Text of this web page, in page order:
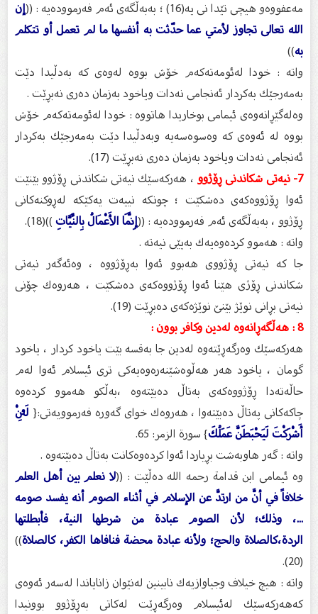
مه‌عفووه‌و هیچی تێدا نی یه‌(16) ؛ به‌به‌ڵگه‌ی ئه‌م فه‌رمووده‌یه‌ : ((
إن
الله تعالى تجاوز لأمتي عما حدّثت به أنفسها ما لم تعمل أو تتكلم
))
واته‌ : خودا له‌ئومه‌ته‌كه‌م خۆش بووه‌ له‌وه‌ی كه‌ به‌دڵیدا دێت
به‌مه‌رجێك به‌كردار ئه‌نجامی نه‌دات ویاخود به‌زمان ده‌ری نه‌بڕێت .
وه‌له‌گێڕانه‌وه‌ی ئیمامی بوخاریدا هاتووه‌ : خودا له‌ئومه‌ته‌كه‌م خۆش
بووه‌ له‌ ئه‌وه‌ی كه‌ وه‌سوه‌سه‌یه‌ وبه‌دڵیدا دێت به‌مه‌رجێك به‌كردار
ئه‌نجامی نه‌دات ویاخود به‌زمان ده‌ری نه‌بڕێت (17).
، هه‌ركه‌سێك نیه‌تی شكاندنی ڕۆژوو بێنێت
ئه‌وا ڕۆژووه‌كه‌ی ده‌شكێت ؛ چونكه‌ نییه‌ت یه‌كێكه‌ له‌ڕوكنه‌كانی
ڕۆژوو ، به‌به‌ڵگه‌ی ئه‌م فه‌رمووده‌یه‌ : (( إِنَّمَا الأَعْمَالُ بِالنِّيَّاتِ))(18).
واته‌ : هه‌موو كرده‌وه‌یه‌ك به‌پێی نیه‌ته‌ .
جا كه‌ نیه‌تی ڕۆژووی هه‌بوو ئه‌وا به‌ڕۆژووه‌ ، وه‌ئه‌گه‌ر نیه‌تی
شكاندنی ڕۆژی هێنا ئه‌وا ڕۆژووه‌كه‌ی ده‌شكێت ، هه‌روه‌ك چۆنی
نیه‌تی بڕانی نوێژ بێنێ نوێژه‌كه‌ی ده‌بڕێت (19).
هه‌ركه‌سێك وه‌رگه‌ڕێته‌وه‌ له‌دین جا به‌قسه‌ بێت یاخود كردار ، یاخود
گومان ، یاخود هه‌ر هه‌ڵوه‌شێنه‌ره‌وه‌یه‌كی تری ئیسلام ئه‌وا له‌م
حاڵه‌ته‌دا ڕۆژووه‌كه‌ی به‌تاڵ ده‌بێته‌وه‌ ،به‌ڵكو هه‌موو كرده‌وه‌
چاكه‌كانی په‌تاڵ ده‌بێته‌وا ، هه‌روه‌ك خوای گه‌وره‌ فه‌رموویه‌تی:{لَئِنْ
أَشْرَكْتَ لَيَحْبَطَنَّ عَمَلُكَ} سورة الزمر: 65.
واته‌ : گه‌ر هاوبه‌شت بڕیاردا ئه‌وا كرده‌وه‌كانت به‌تاڵ ده‌بێته‌وه‌ .
وه‌ ئیمامى ابن قدامة رحمه الله ده‌ڵێت : (( لا نعلم بين أهل العلم
خلافاً في أنَّ من ارتدَّ عن الإسلام في أثناء الصوم أنه يفسد صومه
...، وذلك؛ لأن الصوم عبادة من شرطها النية، فأبطلتها
الردة،كالصلاة والحج؛ ولأنه عبادة محضة فنافاها الكفر، كالصلاة))
واته‌ : هیچ خیلاف وجیاوازیه‌ك نابینین له‌نێوان زانایاندا له‌سه‌ر ئه‌وه‌ی
كه‌هه‌ركه‌سێك له‌ئیسلام وه‌رگه‌ڕێت له‌كاتی به‌ڕۆژوو بوونیدا